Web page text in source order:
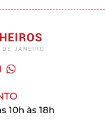
10h às 18h